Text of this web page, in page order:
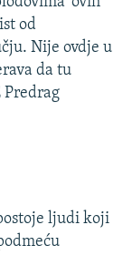
od
Nije ovdje u
da tu
Predrag
ljudi koji